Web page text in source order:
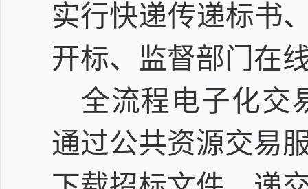
实行快递传递标书
开标、监督部门在
全流程电子化交
通过公共资源交易